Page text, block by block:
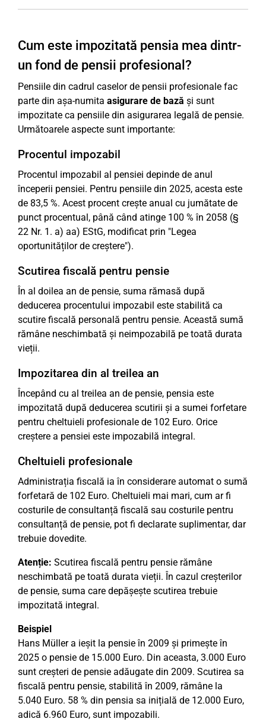
Cum este impozitată pensia mea dintr-
un fond de pensii profesional?
Pensiile din cadrul caselor de pensii profesionale fac
parte din așa-numita asigurare de bază și sunt
impozitate ca pensiile din asigurarea legală de pensie.
Următoarele aspecte sunt importante:
Procentul impozabil
Procentul impozabil al pensiei depinde de anul
începerii pensiei. Pentru pensiile din 2025, acesta este
de 83,5 %. Acest procent crește anual cu jumătate de
punct procentual, până când atinge 100 % în 2058 (§
22 Nr. 1. a) aa) EStG, modificat prin "Legea
oportunităților de creștere").
Scutirea fiscală pentru pensie
În al doilea an de pensie, suma rămasă după
deducerea procentului impozabil este stabilită ca
scutire fiscală personală pentru pensie. Această sumă
rămâne neschimbată și neimpozabilă pe toată durata
vieții.
Impozitarea din al treilea an
Începând cu al treilea an de pensie, pensia este
impozitată după deducerea scutirii și a sumei forfetare
pentru cheltuieli profesionale de 102 Euro. Orice
creștere a pensiei este impozabilă integral.
Cheltuieli profesionale
Administrația fiscală ia în considerare automat o sumă
forfetară de 102 Euro. Cheltuieli mai mari, cum ar fi
costurile de consultanță fiscală sau costurile pentru
consultanță de pensie, pot fi declarate suplimentar, dar
trebuie dovedite.
Atenție: Scutirea fiscală pentru pensie rămâne
neschimbată pe toată durata vieții. În cazul creșterilor
de pensie, suma care depășește scutirea trebuie
impozitată integral.
Beispiel
Hans Müller a ieșit la pensie în 2009 și primește în
2025 o pensie de 15.000 Euro. Din aceasta, 3.000 Euro
sunt creșteri de pensie adăugate din 2009. Scutirea sa
fiscală pentru pensie, stabilită în 2009, rămâne la
5.040 Euro. 58 % din pensia sa inițială de 12.000 Euro,
adică 6.960 Euro, sunt impozabili.